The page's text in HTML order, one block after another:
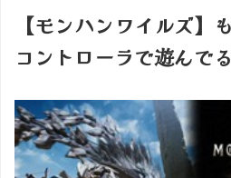
【モンハンワイルズ】
コントローラで遊んで